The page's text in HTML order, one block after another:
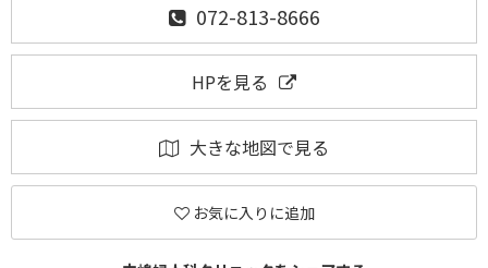
072-813-8666
HPを見る
大きな地図で見る
お気に入りに追加